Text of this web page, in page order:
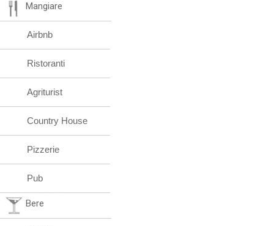
Mangiare
Airbnb
Ristoranti
Agriturist
Country House
Pizzerie
Pub
Bere